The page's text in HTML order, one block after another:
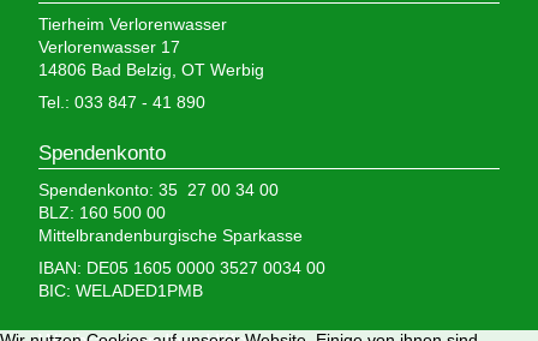
Tierheim Verlorenwasser
Verlorenwasser 17
14806 Bad Belzig, OT Werbig
Tel.: 033 847 - 41 890
Spendenkonto
Spendenkonto: 35 27 00 34 00
BLZ: 160 500 00
Mittelbrandenburgische Sparkasse
IBAN: DE05 1605 0000 3527 0034 00
BIC: WELADED1PMB